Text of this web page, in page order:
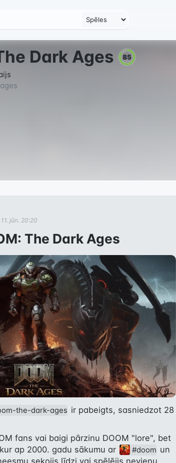
Dark Ages 85
jūn. 20:20
The Dark Ages
the-dark-ages ir pabeigts, sasniedzot 28
fans vai baigi pārzinu DOOM "lore", bet
ap 2000. gadu sākumu ar
#doom un
sekojis līdzi vai spēlējis nevienu